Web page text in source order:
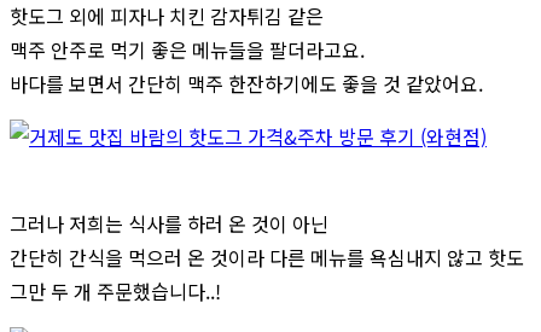
핫도그 외에 피자나 치킨 감자튀김 같은
맥주 안주로 먹기 좋은 메뉴들을 팔더라고요.
바다를 보면서 간단히 맥주 한잔하기에도 좋을 것 같았어요.
그러나 저희는 식사를 하러 온 것이 아닌
간단히 간식을 먹으러 온 것이라 다른 메뉴를 욕심내지 않고 핫도
그만 두 개 주문했습니다..!